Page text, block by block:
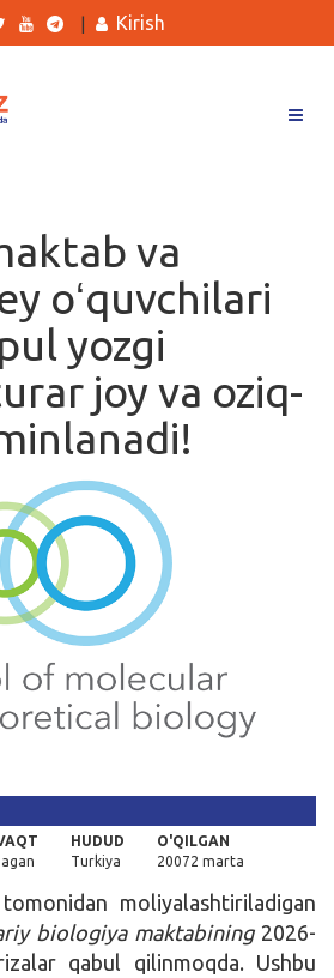
Kirish
va
oʻquvchilari
yozgi
joy va oziq-
HUDUD
Turkiya
O'QILGAN
20072 marta
tomonidan moliyalashtiriladigan
biologiya maktabining2026-
qabul qilinmoqda. Ushbu